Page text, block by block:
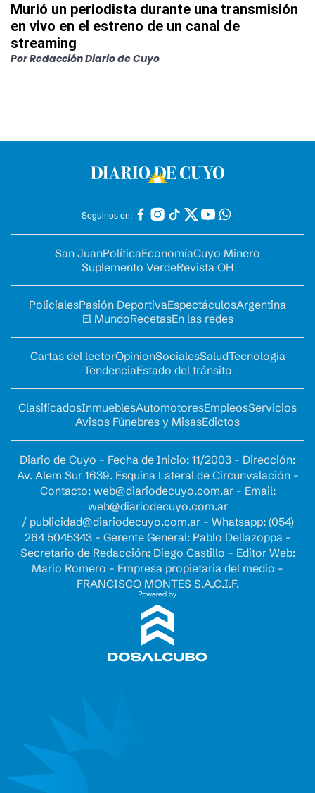
Murió un periodista durante una transmisión
en vivo en el estreno de un canal de
streaming
PorRedacción Diario de Cuyo
Seguinos en:
San JuanPolíticaEconomíaCuyo Minero
Suplemento VerdeRevista OH
PolicialesPasión DeportivaEspectáculosArgentina
El MundoRecetasEn las redes
Cartas del lectorOpinionSocialesSaludTecnología
TendenciaEstado del tránsito
ClasificadosInmueblesAutomotoresEmpleosServicios
Avisos Fúnebres y MisasEdictos
Diario de Cuyo - Fecha de Inicio: 11/2003 - Dirección:
Av. Alem Sur 1639. Esquina Lateral de Circunvalación -
Contacto: web@diariodecuyo.com.ar- Email:
web@diariodecuyo.com.ar
/ publicidad@diariodecuyo.com.ar- Whatsapp: (054)
264 5045343 - Gerente General: Pablo Dellazoppa -
Secretario de Redacción: Diego Castillo - Editor Web:
Mario Romero - Empresa propietaria del medio -
FRANCISCO MONTES S.A.C.I.F.